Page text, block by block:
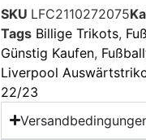
SKU LFC2110272075
Tags Billige Trikots,
Günstig Kaufen,
Liverpool
22/23